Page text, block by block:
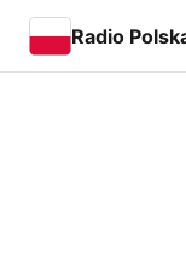
Radio